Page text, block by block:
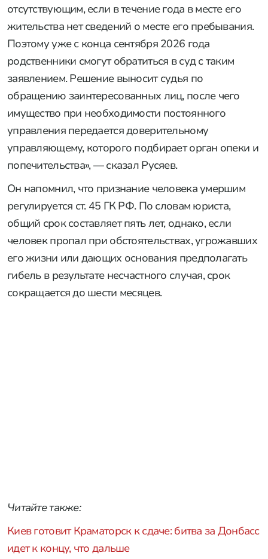
отсутствующим, если в течение года в месте его
жительства нет сведений о месте его пребывания.
Поэтому уже с конца сентября 2026 года
родственники смогут обратиться в суд с таким
заявлением. Решение выносит судья по
обращению заинтересованных лиц, после чего
имущество при необходимости постоянного
управления передается доверительному
управляющему, которого подбирает орган опеки и
попечительства», — сказал Русяев.
Он напомнил, что признание человека умершим
регулируется ст. 45 ГК РФ. По словам юриста,
общий срок составляет пять лет, однако, если
человек пропал при обстоятельствах, угрожавших
его жизни или дающих основания предполагать
гибель в результате несчастного случая, срок
сокращается до шести месяцев.
Читайте также:
Киев готовит Краматорск к сдаче: битва за Донбасс
идет к концу, что дальше